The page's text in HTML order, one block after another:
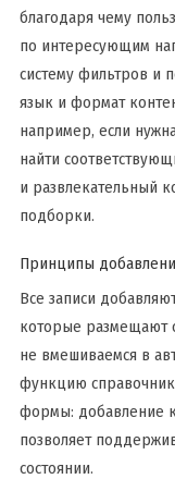
благодаря чему
по интересующим
систему фильтров и
язык и формат
например, если
найти
и развлекательный
подборки.
Принципы
Все записи
которые размещают
не вмешиваемся в
функцию
формы: добавление
позволяет
состоянии.